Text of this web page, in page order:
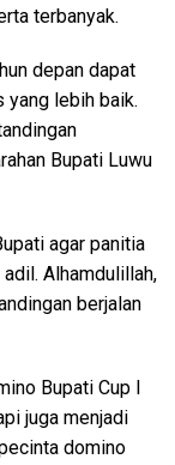
terbanyak.
depan dapat
yang lebih baik.
Bupati Luwu
agar panitia
Alhamdulillah,
berjalan
Bupati Cup I
juga menjadi
domino